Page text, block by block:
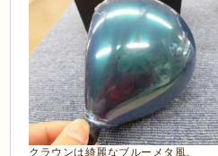
クラウンは綺麗なブルーメタ風。